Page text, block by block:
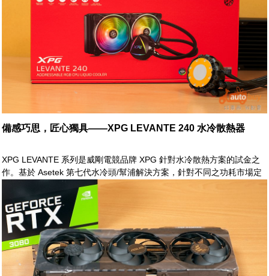
備感巧思，匠心獨具——XPG LEVANTE 240 水冷散熱器
XPG LEVANTE 系列是威剛電競品牌 XPG 針對水冷散熱方案的試金之
作。基於 Asetek 第七代水冷頭/幫浦解決方案，針對不同之功耗市場定
位，XPG LEVANTE 共推出了 240mm 及 360mm 兩種版本。